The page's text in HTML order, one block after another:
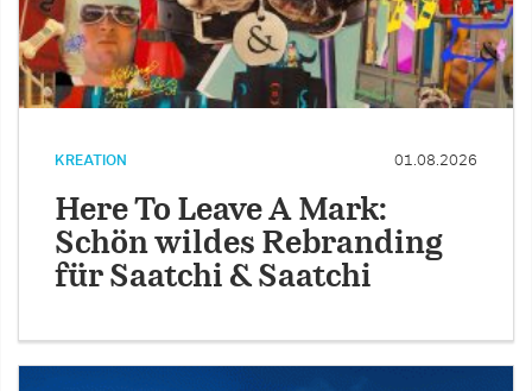
KREATION 01.08.2026
Here To Leave A Mark:
Schön wildes Rebranding
für Saatchi & Saatchi